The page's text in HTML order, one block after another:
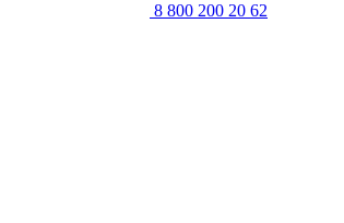
8 800 200 20 62